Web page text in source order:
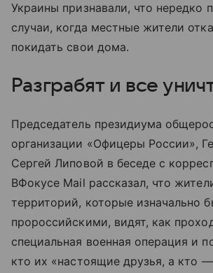
Украины признавали, что нередко
случаи, когда местные жители
покидать свои дома.
Разграбят и все
Председатель президиума
организации «Офицеры России»,
Сергей Липовой в беседе с
ВФокусе Mail рассказал, что
территорий, которые изначально
пророссийскими, видят, как
специальная военная операция и
кто их «настоящие друзья, а кто